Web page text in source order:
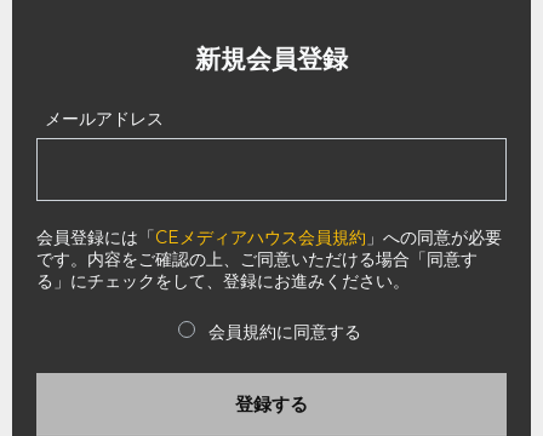
新規会員登録
メールアドレス
会員登録には「CEメディアハウス会員規約 」への同意が必要
です。内容をご確認の上、ご同意いただける場合「同意す
る」にチェックをして、登録にお進みください。
会員規約に同意する
登録する